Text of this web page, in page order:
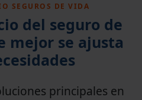
SEGUROS DE VIDA
del seguro de
mejor se ajusta
principales en